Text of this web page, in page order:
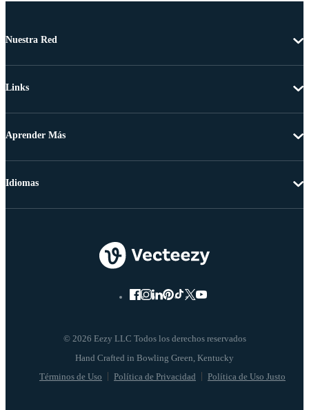
Nuestra Red
Links
Aprender Más
© 2026 Eezy LLC Todos los derechos reservados
Términos de Uso Política de Privacidad Política de Uso Justo
Idiomas